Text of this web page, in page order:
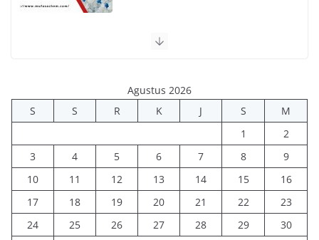
Agustus 2026
S
S R K J S
M
1
2
3
4 5 6 7 8
9
10
11 12 13 14 15
16
17
18 19 20 21 22
23
24
25 26 27 28 29
30